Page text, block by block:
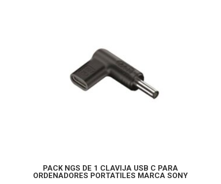
PACK NGS DE 1 CLAVIJA USB C PARA
ORDENADORES PORTATILES MARCA SONY